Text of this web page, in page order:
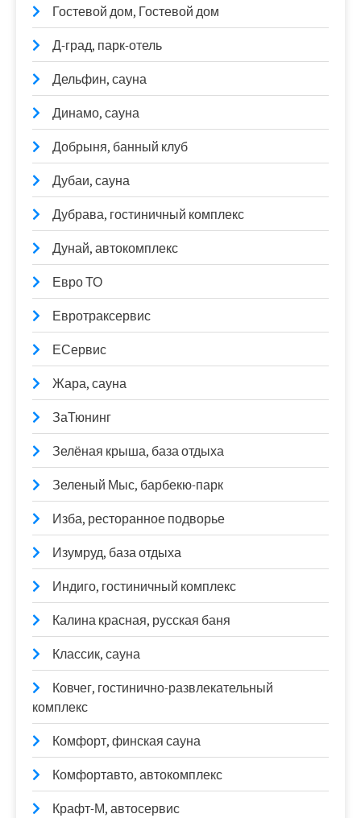
Гостевой дом, Гостевой дом
Д-град, парк-отель
Дельфин, сауна
Динамо, сауна
Добрыня, банный клуб
Дубаи, сауна
Дубрава, гостиничный комплекс
Дунай, автокомплекс
Евро ТО
Евротраксервис
ЕСервис
Жара, сауна
ЗаТюнинг
Зелёная крыша, база отдыха
Зеленый Мыс, барбекю-парк
Изба, ресторанное подворье
Изумруд, база отдыха
Индиго, гостиничный комплекс
Калина красная, русская баня
Классик, сауна
Ковчег, гостинично-развлекательный
комплекс
Комфорт, финская сауна
Комфортавто, автокомплекс
Крафт-М, автосервис